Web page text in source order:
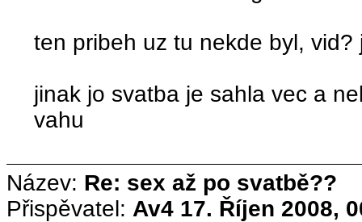
ten pribeh uz tu nekde byl, vid?
jinak jo svatba je sahla vec a
vahu
Název: Re: sex až po svatbě??
Přispěvatel: Av4 17. Říjen 2008,